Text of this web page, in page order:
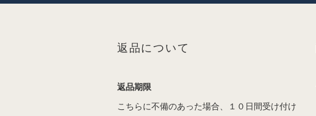
返品について
返品期限
こちらに不備のあった場合、１０日間受け付け